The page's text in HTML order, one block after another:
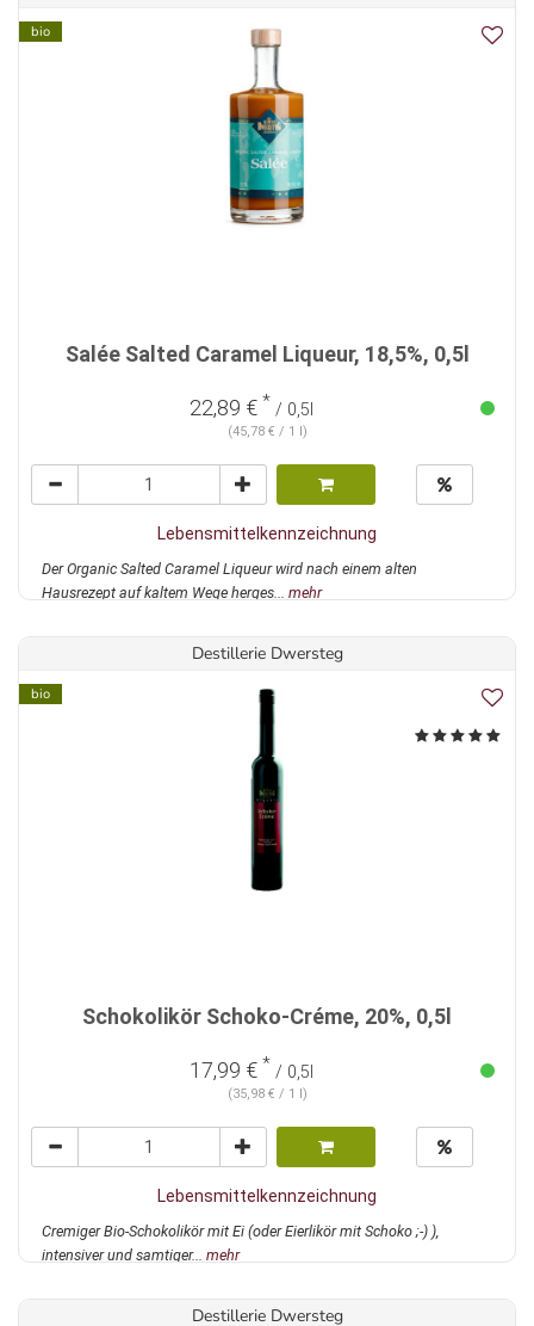
bio
Salée Salted Caramel Liqueur, 18,5%, 0,5l
22,89 € * / 0,5l
(45,78 € / 1 l)
Lebensmittelkennzeichnung
Der Organic Salted Caramel Liqueur wird nach einem alten
Hausrezept auf kaltem Wege herges... mehr
Destillerie Dwersteg
bio
Schokolikör Schoko-Créme, 20%, 0,5l
17,99 € * / 0,5l
(35,98 € / 1 l)
Lebensmittelkennzeichnung
Cremiger Bio-Schokolikör mit Ei (oder Eierlikör mit Schoko ;-) ),
intensiver und samtiger... mehr
Destillerie Dwersteg